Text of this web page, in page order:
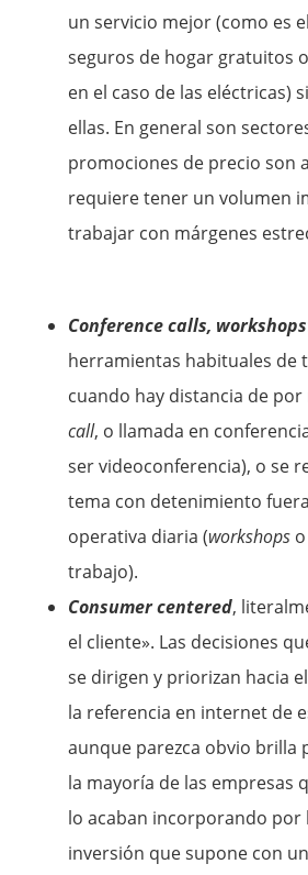
un servicio mejor (como es
seguros de hogar gratuitos
en el caso de las eléctricas)
ellas. En general son
promociones de precio son
requiere tener un volumen
trabajar con márgenes
Conference calls, workshops
herramientas habituales de
cuando hay distancia de por
call, o llamada en
ser videoconferencia), o se
tema con detenimiento
operativa diaria (workshops
trabajo).
Consumer centered,
el cliente». Las decisiones
se dirigen y priorizan hacia
la referencia en internet de
aunque parezca obvio brilla
la mayoría de las empresas
lo acaban incorporando por
inversión que supone con